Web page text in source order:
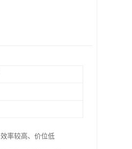
率较高、价位低